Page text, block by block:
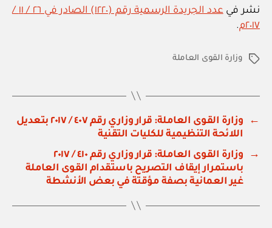
نشر في
عدد الجريدة الرسمية رقم (١٢٢٠) الصادر في ٢٦ / ١١ /
٢٠١٧م
.
الوسوموزارة القوى العاملة
←
وزارة القوى العاملة: قرار وزاري رقم ٤٠٧ / ٢٠١٧ بتعديل
اللائحة التنظيمية للكليات التقنية
→
وزارة القوى العاملة: قرار وزاري رقم ٤١٠ / ٢٠١٧
باستمرار إيقاف التصريح باستقدام القوى العاملة
غير العمانية بصفة مؤقتة في بعض الأنشطة